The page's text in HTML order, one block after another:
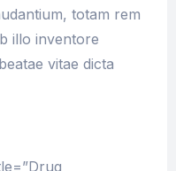
totam rem
illo inventore
vitae dicta